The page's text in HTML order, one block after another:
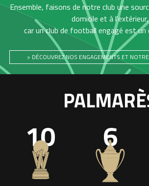
Ensemble, faisons de notre club une
domicile et à l'extérieur,
car un club de football engagé est
> DÉCOUVREZ NOS ENGAGEMENTS ET
10 6